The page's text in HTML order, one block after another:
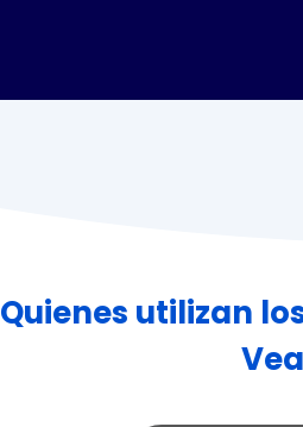
Quienes utilizan